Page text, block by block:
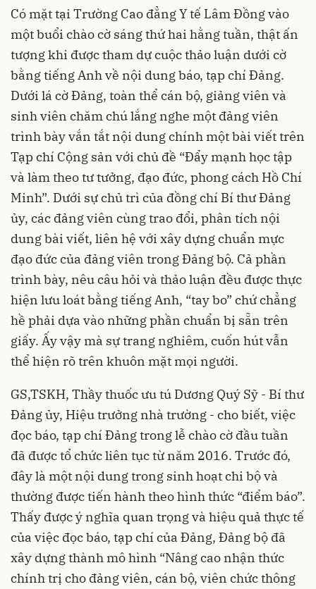
Có mặt tại Trường Cao đẳng Y tế Lâm Đồng vào
một buổi chào cờ sáng thứ hai hằng tuần, thật ấn
tượng khi được tham dự cuộc thảo luận dưới cờ
bằng tiếng Anh về nội dung báo, tạp chí Đảng.
Dưới lá cờ Đảng, toàn thể cán bộ, giảng viên và
sinh viên chăm chú lắng nghe một đảng viên
trình bày vắn tắt nội dung chính một bài viết trên
Tạp chí Cộng sản với chủ đề “Đẩy mạnh học tập
và làm theo tư tưởng, đạo đức, phong cách Hồ Chí
Minh”. Dưới sự chủ trì của đồng chí Bí thư Đảng
ủy, các đảng viên cùng trao đổi, phân tích nội
dung bài viết, liên hệ với xây dựng chuẩn mực
đạo đức của đảng viên trong Đảng bộ. Cả phần
trình bày, nêu câu hỏi và thảo luận đều được thực
hiện lưu loát bằng tiếng Anh, “tay bo” chứ chẳng
hề phải dựa vào những phần chuẩn bị sẵn trên
giấy. Ấy vậy mà sự trang nghiêm, cuốn hút vẫn
thể hiện rõ trên khuôn mặt mọi người.
GS,TSKH, Thầy thuốc ưu tú Dương Quý Sỹ - Bí thư
Đảng ủy, Hiệu trưởng nhà trường - cho biết, việc
đọc báo, tạp chí Đảng trong lễ chào cờ đầu tuần
đã được tổ chức liên tục từ năm 2016. Trước đó,
đây là một nội dung trong sinh hoạt chi bộ và
thường được tiến hành theo hình thức “điểm báo”.
Thấy được ý nghĩa quan trọng và hiệu quả thực tế
của việc đọc báo, tạp chí của Đảng, Đảng bộ đã
xây dựng thành mô hình “Nâng cao nhận thức
chính trị cho đảng viên, cán bộ, viên chức thông